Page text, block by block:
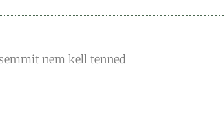
nem kell tenned